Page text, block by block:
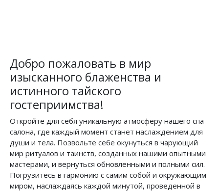
Добро пожаловать в мир
изысканного блаженства и
истинного тайского
гостеприимства!
Откройте для себя уникальную атмосферу нашего спа-
салона, где каждый момент станет наслаждением для
души и тела. Позвольте себе окунуться в чарующий
мир ритуалов и таинств, созданных нашими опытными
мастерами, и вернуться обновленными и полными сил.
Погрузитесь в гармонию с самим собой и окружающим
миром, наслаждаясь каждой минутой, проведенной в